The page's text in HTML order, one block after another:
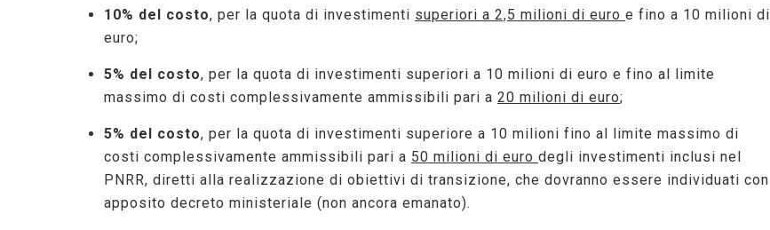
10% del costo, per la quota di investimenti superiori a 2,5 milioni di euro e fino a 10 milioni di
euro;
5% del costo, per la quota di investimenti superiori a 10 milioni di euro e fino al limite
massimo di costi complessivamente ammissibili pari a 20 milioni di euro;
5% del costo, per la quota di investimenti superiore a 10 milioni fino al limite massimo di
costi complessivamente ammissibili pari a 50 milioni di euro degli investimenti inclusi nel
PNRR, diretti alla realizzazione di obiettivi di transizione, che dovranno essere individuati con
apposito decreto ministeriale (non ancora emanato).